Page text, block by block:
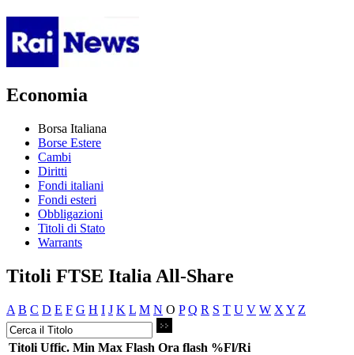
Economia
Borsa Italiana
Borse Estere
Cambi
Diritti
Fondi italiani
Fondi esteri
Obbligazioni
Titoli di Stato
Warrants
Titoli FTSE Italia All-Share
A B C D E F G H I J K L M N O P Q R S T U V W X Y Z
Titoli Uffic. Min Max Flash Ora flash %Fl/Ri